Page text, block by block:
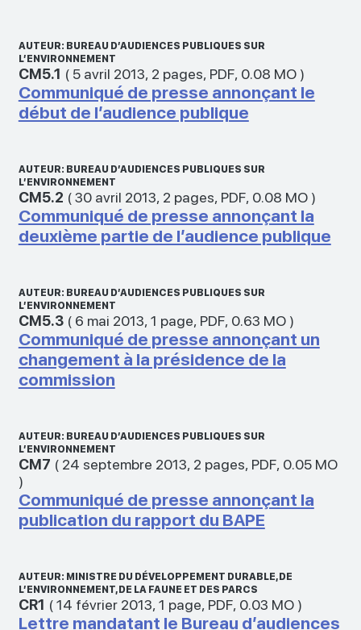
AUTEUR: BUREAU D’AUDIENCES PUBLIQUES SUR
L’ENVIRONNEMENT
CM5.1 ( 5 avril 2013, 2 pages, PDF, 0.08 MO)
Communiqué de presse annonçant le
début de l’audience publique
AUTEUR: BUREAU D’AUDIENCES PUBLIQUES SUR
L’ENVIRONNEMENT
CM5.2 (30 avril 2013, 2 pages, PDF, 0.08 MO)
Communiqué de presse annonçant la
deuxième partie de l’audience publique
AUTEUR: BUREAU D’AUDIENCES PUBLIQUES SUR
L’ENVIRONNEMENT
CM5.3( 6 mai 2013, 1 page, PDF, 0.63 MO)
Communiqué de presse annonçant un
changement à la présidence de la
commission
AUTEUR: BUREAU D’AUDIENCES PUBLIQUES SUR
L’ENVIRONNEMENT
CM7 ( 24 septembre 2013, 2 pages, PDF, 0.05 MO
)
Communiqué de presse annonçant la
publication du rapport du BAPE
AUTEUR: MINISTRE DU DÉVELOPPEMENT DURABLE, DE
L’ENVIRONNEMENT, DE LA FAUNE ET DES PARCS
CR1 (14 février 2013, 1 page, PDF, 0.03 MO)
Lettre mandatant le Bureau d’audiences